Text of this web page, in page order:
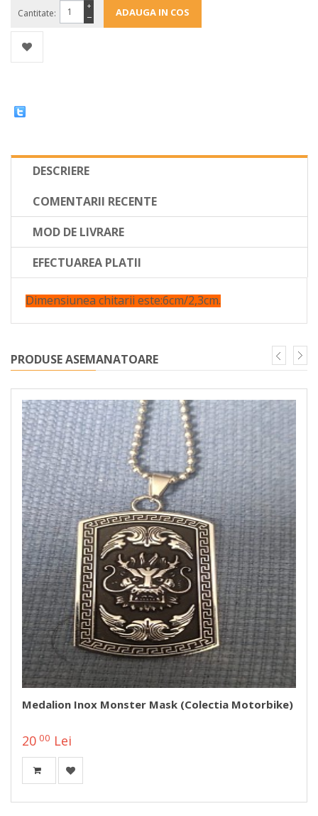
Cantitate: −
+
DESCRIERE
COMENTARII RECENTE
MOD DE LIVRARE
EFECTUAREA PLATII
Dimensiunea chitarii este:6cm/2,3cm.
PRODUSE ASEMANATOARE
Medalion Inox Monster Mask (colectia Motorbike)
20 00 Lei